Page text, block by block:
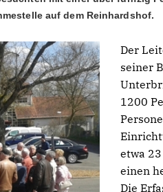
auf dem Reinhardshof.
Der
seiner
1200
etwa
einen
Die